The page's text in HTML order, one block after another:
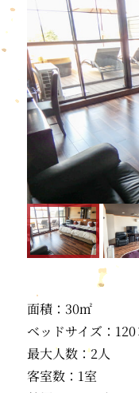
面積：30㎡
ベッドサイズ：
最大人数：2人
客室数：1室